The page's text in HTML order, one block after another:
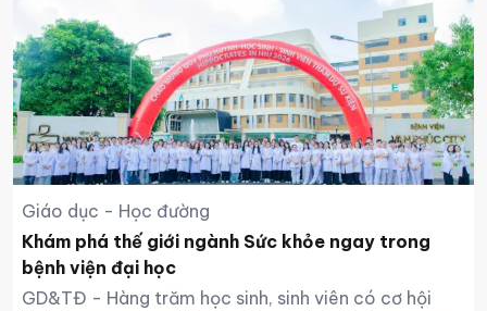
Giáo dục - Học đường
Khám phá thế giới ngành Sức khỏe ngay trong
bệnh viện đại học
GD&TĐ - Hàng trăm học sinh, sinh viên có cơ hội